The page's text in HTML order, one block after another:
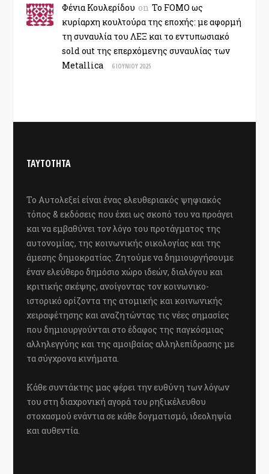
Φένια Κουλερίδου on Το FOMO ως
κυρίαρχη κουλτούρα της εποχής: με αφορμή
τη συναυλία του ΛΕΞ και το εντυπωσιακό
sold out της επερχόμενης συναυλίας των
Metallica
6 ΙΟΥΝΊΟΥ 2025
ΤΑΥΤΟΤΗΤΑ
Το Αυτολεξεί είναι ένας ελευθεριακός ψηφιακός
τόπος & εκδόσεις που έχει ως σκοπό του να προάγει
και να εμβαθύνει τον λόγο του προτάγματος της
αυτονομίας, της κοινωνικής οικολογίας και της
άμεσης δημοκρατίας. Ζητούμε να δημιουργήσουμε
έναν ελεύθερο δημόσιο χώρο ιδεών, διαλόγου και
κριτικής σκέψης, ανοίγοντας τον κοινωνικο-
ιστορικό ορίζοντα της ατομικής και κοινωνικής
χειραφέτησης και αναζητώντας τις νέες σημασίες
που δημιουργούνται στο έδαφος της παγκόσμιας
αλληλεγγύης και της αμοιβαίας αλληλεπίδρασης με
τα σύγχρονα κινήματα.
Κάθε συντάκτης μας φέρει την ευθύνη των λόγων
του στη διαχρονική αγορά του ρηξικέλευθου
στοχασμού ενάντια σε κάθε δογματισμό, ιδεοληψία
και αυθεντία.